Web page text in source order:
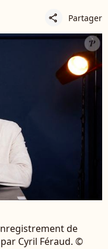
share Partager
de
Cyril Féraud. ©